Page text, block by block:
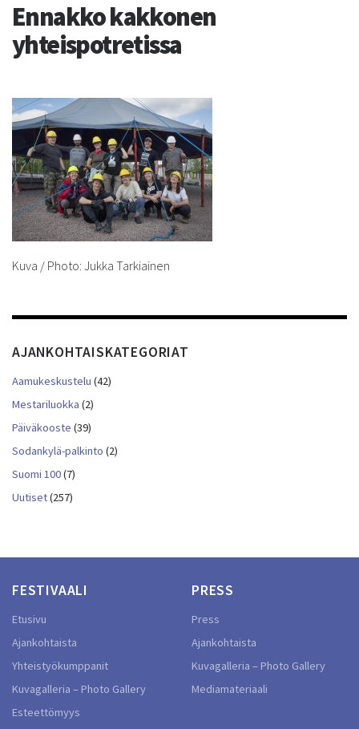
Ennakko kakkonen
yhteispotretissa
Kuva / Photo: Jukka Tarkiainen
AJANKOHTAISKATEGORIAT
Aamukeskustelu (42)
Mestariluokka (2)
Päiväkooste (39)
Sodankylä-palkinto (2)
Suomi 100(7)
Uutiset(257)
FESTIVAALI
Etusivu
Ajankohtaista
Yhteistyökumppanit
Kuvagalleria – Photo Gallery
Esteettömyys
PRESS
Press
Ajankohtaista
Kuvagalleria – Photo Gallery
Mediamateriaali